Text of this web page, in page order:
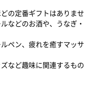
の定番ギフトはありませ
などのお酒や、うなぎ・
ペン、疲れを癒すマッサ
など趣味に関連するもの